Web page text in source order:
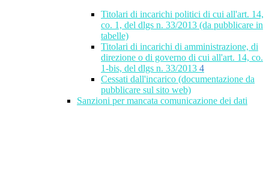
Titolari di incarichi politici di cui all'art. 14,
co. 1, del dlgs n. 33/2013 (da pubblicare in
tabelle)
Titolari di incarichi di amministrazione, di
direzione o di governo di cui all'art. 14, co.
1-bis, del dlgs n. 33/2013 4
Cessati dall'incarico (documentazione da
pubblicare sul sito web)
Sanzioni per mancata comunicazione dei dati